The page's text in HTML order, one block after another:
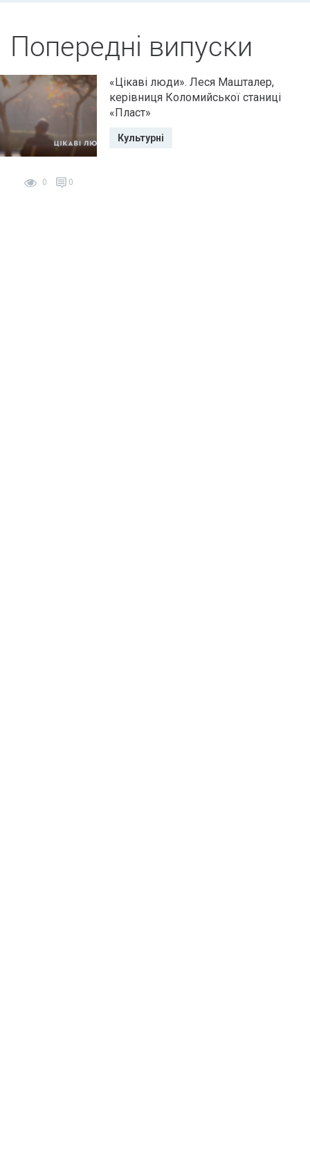
Попередні випуски
0 0
«Цікаві люди». Леся Машталер,
керівниця Коломийської станиці
«Пласт»
Культурні